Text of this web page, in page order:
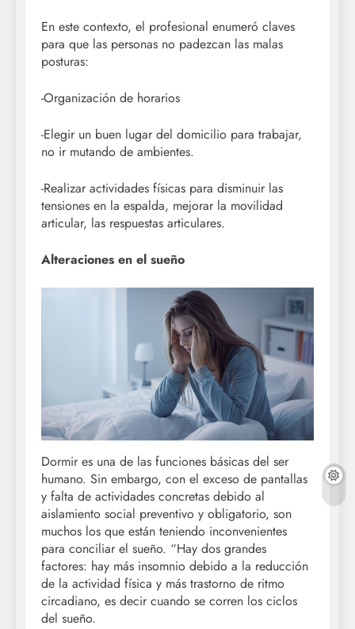
En este contexto, el profesional enumeró claves
para que las personas no padezcan las malas
posturas:
-Organización de horarios
-Elegir un buen lugar del domicilio para trabajar,
no ir mutando de ambientes.
-Realizar actividades físicas para disminuir las
tensiones en la espalda, mejorar la movilidad
articular, las respuestas articulares.
Alteraciones en el sueño
Dormir es una de las funciones básicas del ser
humano. Sin embargo, con el exceso de pantallas
y falta de actividades concretas debido al
aislamiento social preventivo y obligatorio, son
muchos los que están teniendo inconvenientes
para conciliar el sueño. “Hay dos grandes
factores: hay más insomnio debido a la reducción
de la actividad física y más trastorno de ritmo
circadiano, es decir cuando se corren los ciclos
del sueño.